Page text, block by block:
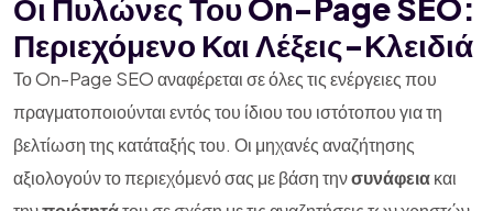
Οι Πυλώνες Του On-Page SEO:
Περιεχόμενο Και Λέξεις-Κλειδιά
Το On-Page SEO αναφέρεται σε όλες τις ενέργειες που
πραγματοποιούνται εντός του ίδιου του ιστότοπου για τη
βελτίωση της κατάταξής του. Οι μηχανές αναζήτησης
αξιολογούν το περιεχόμενό σας με βάση τηνσυνάφειακαι